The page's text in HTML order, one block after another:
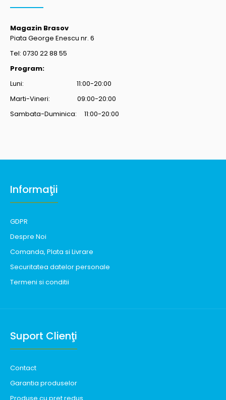
Magazin Brasov
Piata George Enescu nr. 6
Tel: 0730 22 88 55
Program:
Luni: 11:00-20:00
Marti-Vineri: 09:00-20:00
Sambata-Duminica: 11:00-20:00
Informaţii
GDPR
Despre Noi
Comanda, Plata si Livrare
Securitatea datelor personale
Termeni si conditii
Suport Clienţi
Contact
Garantia produselor